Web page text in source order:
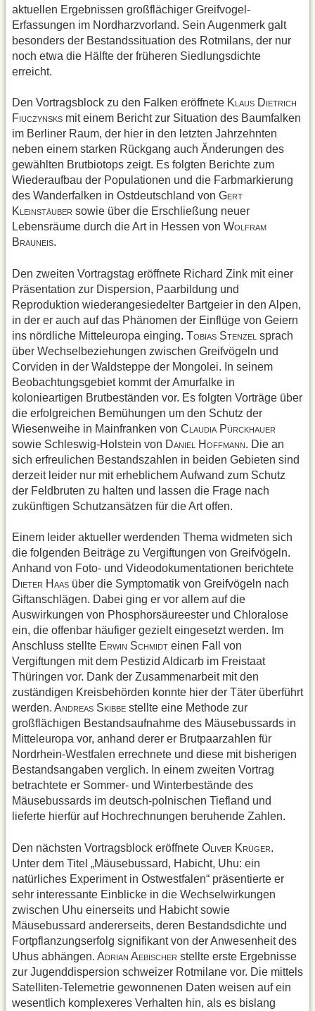
aktuellen Ergebnissen großflächiger Greifvogel-
Erfassungen im Nordharzvorland. Sein Augenmerk galt
besonders der Bestandssituation des Rotmilans, der nur
noch etwa die Hälfte der früheren Siedlungsdichte
erreicht.
Den Vortragsblock zu den Falken eröffnete K LAUS D IETRICH
F IUCZYNSKS mit einem Bericht zur Situation des Baumfalken
im Berliner Raum, der hier in den letzten Jahrzehnten
neben einem starken Rückgang auch Änderungen des
gewählten Brutbiotops zeigt. Es folgten Berichte zum
Wiederaufbau der Populationen und die Farbmarkierung
des Wanderfalken in Ostdeutschland von GERT
K LEINSTÄUBER sowie über die Erschließung neuer
Lebensräume durch die Art in Hessen von WOLFRAM
B RAUNEIS.
Den zweiten Vortragstag eröffnete Richard Zink mit einer
Präsentation zur Dispersion, Paarbildung und
Reproduktion wiederangesiedelter Bartgeier in den Alpen,
in der er auch auf das Phänomen der Einflüge von Geiern
ins nördliche Mitteleuropa einging. TOBIAS STENZEL
sprach
über Wechselbeziehungen zwischen Greifvögeln und
Corviden in der Waldsteppe der Mongolei. In seinem
Beobachtungsgebiet kommt der Amurfalke in
kolonieartigen Brutbeständen vor. Es folgten Vorträge über
die erfolgreichen Bemühungen um den Schutz der
Wiesenweihe in Mainfranken von CLAUDIA PÜRCKHAUER
sowie Schleswig-Holstein von DANIEL H OFFMANN. Die an
sich erfreulichen Bestandszahlen in beiden Gebieten sind
derzeit leider nur mit erheblichem Aufwand zum Schutz
der Feldbruten zu halten und lassen die Frage nach
zukünftigen Schutzansätzen für die Art offen.
Einem leider aktueller werdenden Thema widmeten sich
die folgenden Beiträge zu Vergiftungen von Greifvögeln.
Anhand von Foto- und Videodokumentationen berichtete
DIETER H AAS über die Symptomatik von Greifvögeln nach
Giftanschlägen. Dabei ging er vor allem auf die
Auswirkungen von Phosphorsäureester und Chloralose
ein, die offenbar häufiger gezielt eingesetzt werden. Im
Anschluss stellte ERWIN SCHMIDT einen Fall von
Vergiftungen mit dem Pestizid Aldicarb im Freistaat
Thüringen vor. Dank der Zusammenarbeit mit den
zuständigen Kreisbehörden konnte hier der Täter überführt
werden. ANDREAS SKIBBE stellte eine Methode zur
großflächigen Bestandsaufnahme des Mäusebussards in
Mitteleuropa vor, anhand derer er Brutpaarzahlen für
Nordrhein-Westfalen errechnete und diese mit bisherigen
Bestandsangaben verglich. In einem zweiten Vortrag
betrachtete er Sommer- und Winterbestände des
Mäusebussards im deutsch-polnischen Tiefland und
lieferte hierfür auf Hochrechnungen beruhende Zahlen.
Den nächsten Vortragsblock eröffnete OLIVER KRÜGER.
Unter dem Titel „Mäusebussard, Habicht, Uhu: ein
natürliches Experiment in Ostwestfalen“ präsentierte er
sehr interessante Einblicke in die Wechselwirkungen
zwischen Uhu einerseits und Habicht sowie
Mäusebussard andererseits, deren Bestandsdichte und
Fortpflanzungserfolg signifikant von der Anwesenheit des
Uhus abhängen. ADRIAN AEBISCHER stellte erste Ergebnisse
zur Jugenddispersion schweizer Rotmilane vor. Die mittels
Satelliten-Telemetrie gewonnenen Daten weisen auf ein
wesentlich komplexeres Verhalten hin, als es bislang